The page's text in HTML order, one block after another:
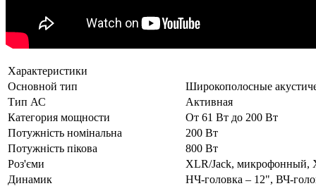
Характеристики
Основной тип
Широкополосные
Тип АС
Активная
Категория мощности
От 61 Вт до 200 Вт
Потужність номінальна
200 Вт
Потужність пікова
800 Вт
Роз'єми
XLR/Jack, микрофонный,
Динамик
НЧ-головка – 12", ВЧ-